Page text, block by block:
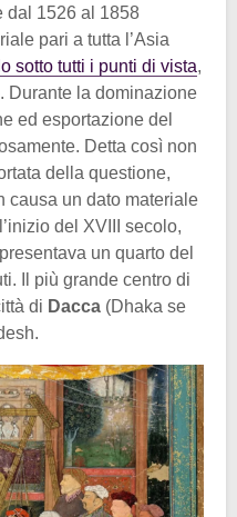
dal 1526 al 1858
pari a tutta l’Asia
sotto tutti i punti di vista,
Durante la dominazione
ed esportazione del
Detta così non
della questione,
causa un dato materiale
del XVIII secolo,
un quarto del
Il più grande centro di
di Dacca (Dhaka se